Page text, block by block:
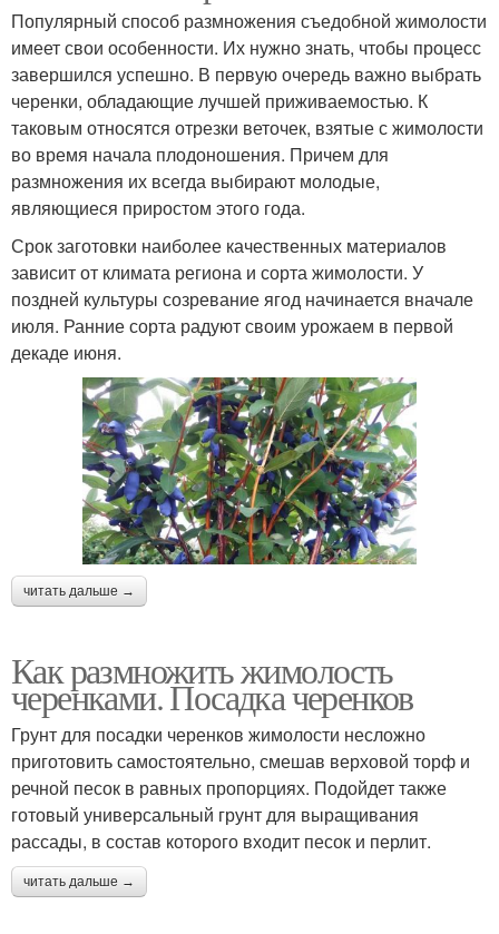
Популярный способ размножения съедобной жимолости
имеет свои особенности. Их нужно знать, чтобы процесс
завершился успешно. В первую очередь важно выбрать
черенки, обладающие лучшей приживаемостью. К
таковым относятся отрезки веточек, взятые с жимолости
во время начала плодоношения. Причем для
размножения их всегда выбирают молодые,
являющиеся приростом этого года.
Срок заготовки наиболее качественных материалов
зависит от климата региона и сорта жимолости. У
поздней культуры созревание ягод начинается вначале
июля. Ранние сорта радуют своим урожаем в первой
декаде июня.
читать дальше →
Как размножить жимолость
черенками. Посадка черенков
Грунт для посадки черенков жимолости несложно
приготовить самостоятельно, смешав верховой торф и
речной песок в равных пропорциях. Подойдет также
готовый универсальный грунт для выращивания
рассады, в состав которого входит песок и перлит.
читать дальше →